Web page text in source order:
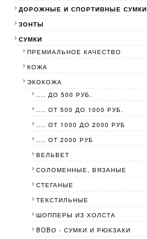
ДОРОЖНЫЕ И СПОРТИВНЫЕ СУМКИ
ЗОНТЫ
СУМКИ
ПРЕМИАЛЬНОЕ КАЧЕСТВО
КОЖА
ЭКОКОЖА
.... ДО 500 РУБ.
.... ОТ 500 ДО 1000 РУБ.
.... ОТ 1000 ДО 2000 РУБ
.... ОТ 2000 РУБ
ВЕЛЬВЕТ
СОЛОМЕННЫЕ, ВЯЗАНЫЕ
СТЕГАНЫЕ
ТЕКСТИЛЬНЫЕ
ШОППЕРЫ ИЗ ХОЛСТА
BOBО - СУМКИ И РЮКЗАКИ